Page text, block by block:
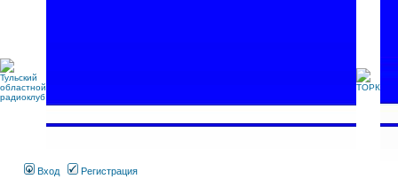
Вход Регистрация